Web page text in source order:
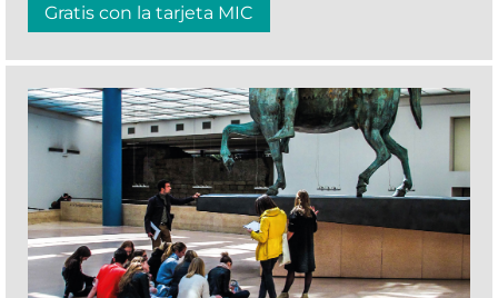
Gratis con la tarjeta MIC